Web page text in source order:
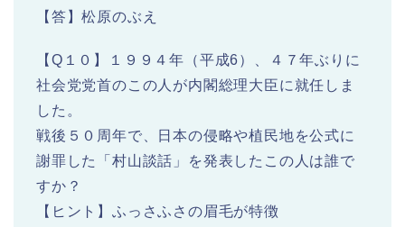
【答】松原のぶえ
【Q１０】１９９４年（平成6）、４７年ぶりに
社会党党首のこの人が内閣総理大臣に就任しま
した。
戦後５０周年で、日本の侵略や植民地を公式に
謝罪した「村山談話」を発表したこの人は誰で
すか？
【ヒント】ふっさふさの眉毛が特徴